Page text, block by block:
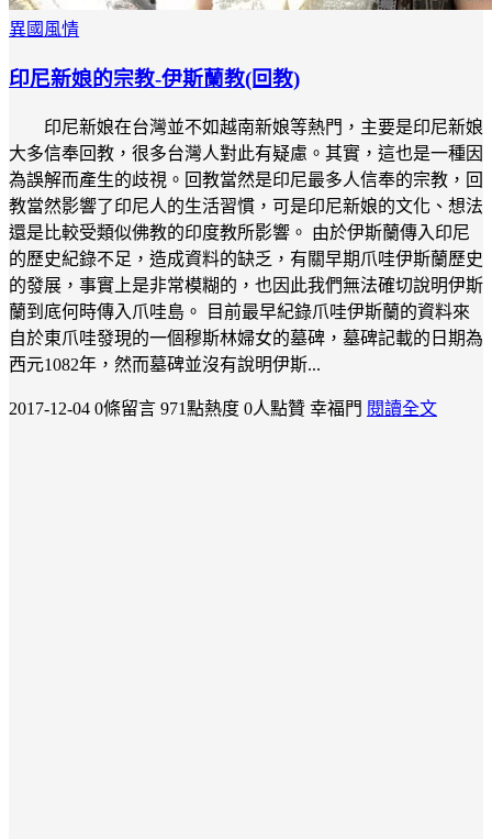
異國風情
印尼新娘的宗教-伊斯蘭教(回教)
印尼新娘在台灣並不如越南新娘等熱門，主要是印尼新娘
大多信奉回教，很多台灣人對此有疑慮。其實，這也是一種因
為誤解而產生的歧視。回教當然是印尼最多人信奉的宗教，回
教當然影響了印尼人的生活習慣，可是印尼新娘的文化、想法
還是比較受類似佛教的印度教所影響。 由於伊斯蘭傳入印尼
的歷史紀錄不足，造成資料的缺乏，有關早期爪哇伊斯蘭歷史
的發展，事實上是非常模糊的，也因此我們無法確切說明伊斯
蘭到底何時傳入爪哇島。 目前最早紀錄爪哇伊斯蘭的資料來
自於東爪哇發現的一個穆斯林婦女的墓碑，墓碑記載的日期為
西元1082年，然而墓碑並沒有說明伊斯...
2017-12-04 0條留言 971點熱度 0人點贊 幸福門 閱讀全文